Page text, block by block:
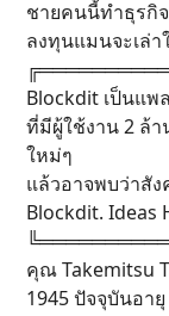
ชายคนนี้ทำธุรกิ
ลงทุนแมนจะเล่า
Blockdit เป็นแ
ที่มีผู้ใช้งาน 2 ล้
ใหม่ๆ
แล้วอาจพบว่าสั
Blockdit. Ideas
คุณ Takemitsu
1945 ปัจจุบันอา